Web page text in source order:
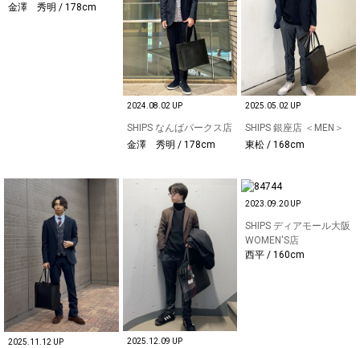
金澤 秀明 / 178cm
2024.08.02 UP
SHIPS なんばパークス店
金澤 秀明 / 178cm
2025.05.02 UP
SHIPS 銀座店 ＜MEN＞
東松 / 168cm
2025.11.12 UP 2025.12.09 UP
2023.09.20 UP
SHIPS ディアモール大阪
WOMEN'S店
西平 / 160cm